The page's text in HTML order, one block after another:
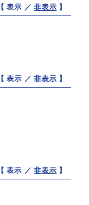
【 表示 ／非表示 】
【 表示 ／非表示 】
【 表示 ／非表示 】